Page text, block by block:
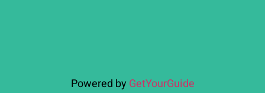
Powered by GetYourGuide